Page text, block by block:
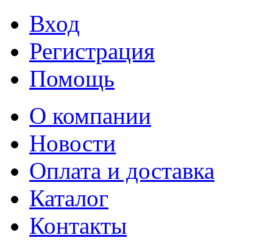
Вход
Регистрация
Помощь
О компании
Новости
Оплата и доставка
Каталог
Контакты